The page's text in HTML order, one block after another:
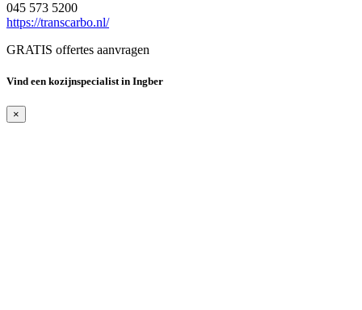
045 573 5200
https://transcarbo.nl/
GRATIS offertes aanvragen
Vind een kozijnspecialist in Ingber
×